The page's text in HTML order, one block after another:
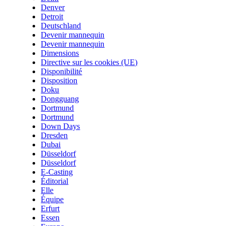
Denver
Detroit
Deutschland
Devenir mannequin
Devenir mannequin
Dimensions
Directive sur les cookies (UE)
Disponibilité
Disposition
Doku
Dongguang
Dortmund
Dortmund
Down Days
Dresden
Dubai
Düsseldorf
Düsseldorf
E-Casting
Éditorial
Elle
Équipe
Erfurt
Essen